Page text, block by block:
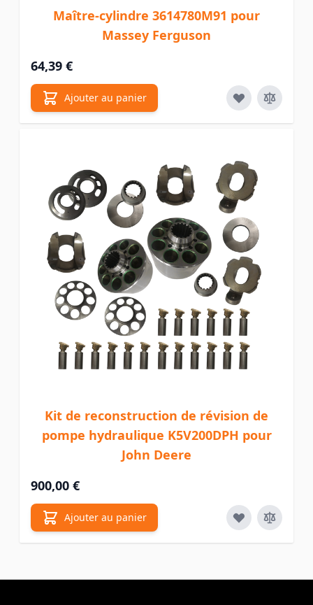
Maître-cylindre 3614780M91 pour
Massey Ferguson
64,39 €
Ajouter au panier
Kit de reconstruction de révision de
pompe hydraulique K5V200DPH pour
John Deere
900,00 €
Ajouter au panier